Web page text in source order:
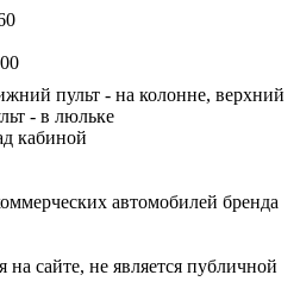
пульт - на колонне, верхний
- в люльке
кабиной
автомобилей бренда
сайте, не является публичной